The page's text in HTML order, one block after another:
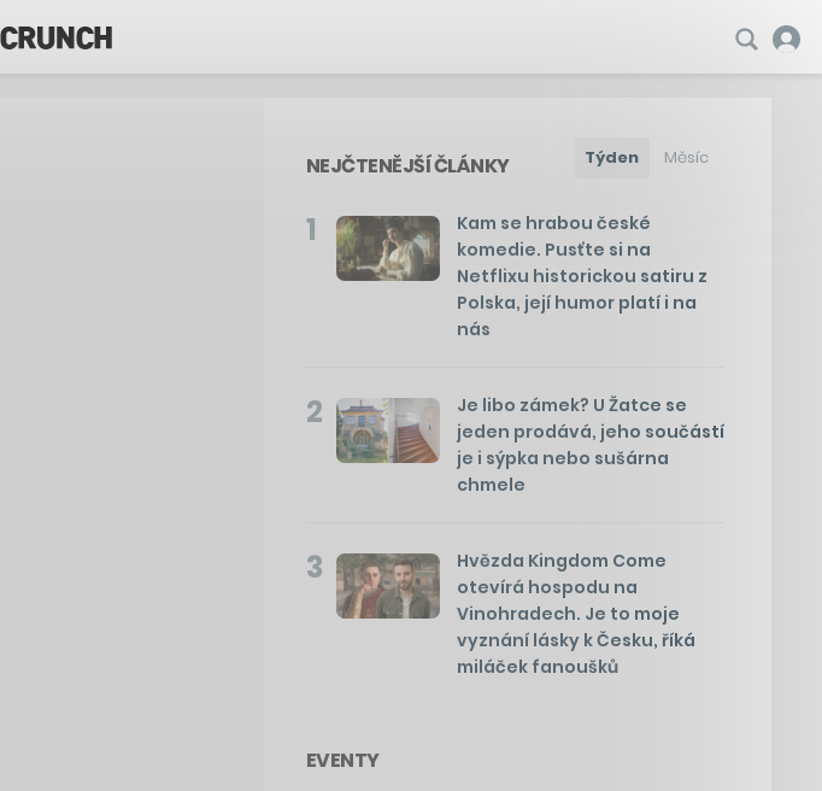
NEJČTENĚJŠÍ ČLÁNKY Týden Měsíc
1
Kam se hrabou české
komedie. Pusťte si na
Netflixu historickou satiru z
Polska, její humor platí i na
nás
2
Je libo zámek? U Žatce se
jeden prodává, jeho součástí
je i sýpka nebo sušárna
chmele
3
Hvězda Kingdom Come
otevírá hospodu na
Vinohradech. Je to moje
vyznání lásky k Česku, říká
miláček fanoušků
EVENTY